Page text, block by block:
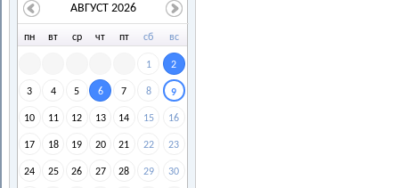
пн вт ср чт пт сб вс
1 2
3 4 5 6 7 8 9
10 11 12 13 14 15 16
17 18 19 20 21 22 23
24 25 26 27 28 29 30
АВГУСТ 2026